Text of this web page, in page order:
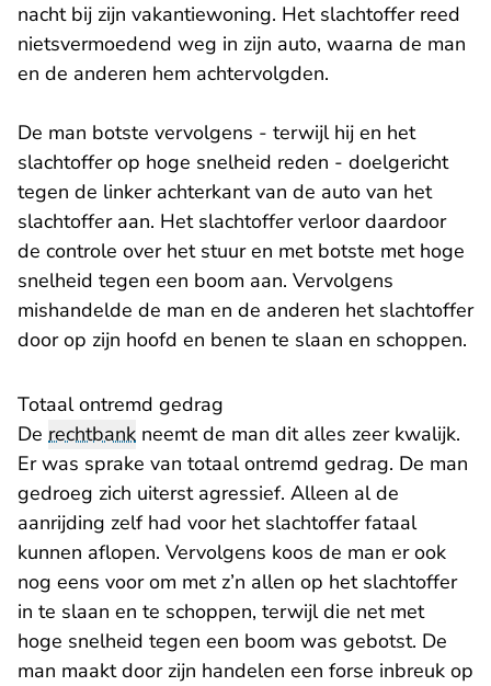
nacht bij zijn vakantiewoning. Het slachtoffer reed
nietsvermoedend weg in zijn auto, waarna de man
en de anderen hem achtervolgden.
De man botste vervolgens - terwijl hij en het
slachtoffer op hoge snelheid reden - doelgericht
tegen de linker achterkant van de auto van het
slachtoffer aan. Het slachtoffer verloor daardoor
de controle over het stuur en met botste met hoge
snelheid tegen een boom aan. Vervolgens
mishandelde de man en de anderen het slachtoffer
door op zijn hoofd en benen te slaan en schoppen.
Totaal ontremd gedrag
De rechtbank neemt de man dit alles zeer kwalijk.
Er was sprake van totaal ontremd gedrag. De man
gedroeg zich uiterst agressief. Alleen al de
aanrijding zelf had voor het slachtoffer fataal
kunnen aflopen. Vervolgens koos de man er ook
nog eens voor om met z’n allen op het slachtoffer
in te slaan en te schoppen, terwijl die net met
hoge snelheid tegen een boom was gebotst. De
man maakt door zijn handelen een forse inbreuk op